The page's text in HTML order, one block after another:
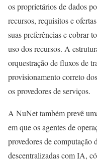
os proprietários de dados
recursos, requisitos e
suas preferências e cobrar
uso dos recursos. A
orquestração de fluxos de
provisionamento correto
os provedores de serviços.
A NuNet também prevê
em que os agentes de
provedores de computação
descentralizadas com IA,